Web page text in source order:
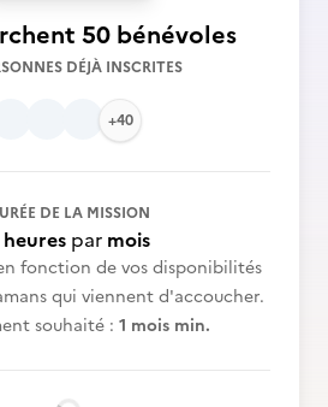
50 bénévoles
DÉJÀ INSCRITES
+40
DE LA MISSION
par mois
fonction de vos disponibilités
qui viennent d'accoucher.
souhaité : 1 mois min.